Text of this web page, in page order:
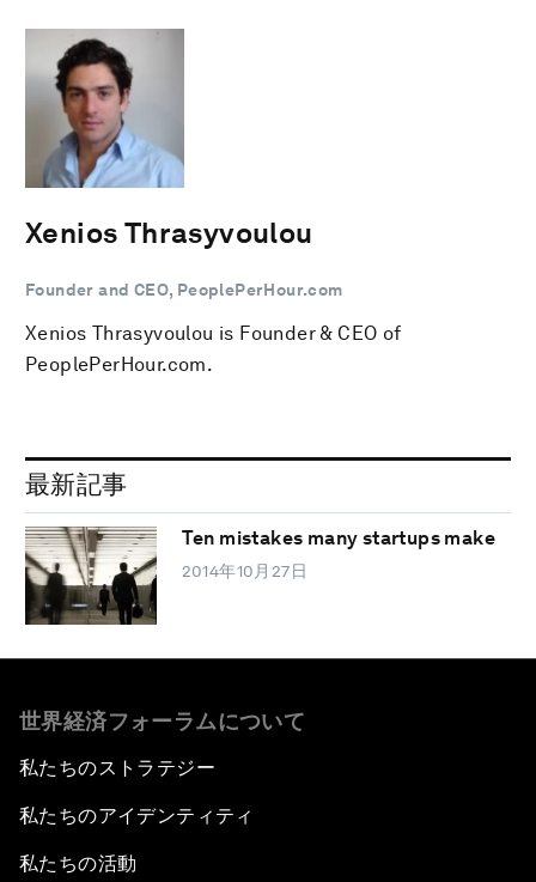
Xenios Thrasyvoulou
Founder and CEO, PeoplePerHour.com
Xenios Thrasyvoulou is Founder & CEO of
PeoplePerHour.com.
最新記事
Ten mistakes many startups make
2014年10月27日
世界経済フォーラムについて
私たちのストラテジー
私たちのアイデンティティ
私たちの活動